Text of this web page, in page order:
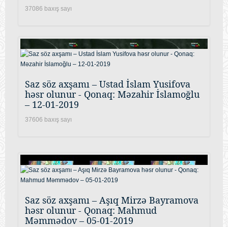
37086 baxış sayı
Saz söz axşamı – Ustad İslam Yusifova
həsr olunur - Qonaq: Məzahir İslamoğlu
– 12-01-2019
37606 baxış sayı
Saz söz axşamı – Aşıq Mirzə Bayramova
həsr olunur - Qonaq: Mahmud
Məmmədov – 05-01-2019